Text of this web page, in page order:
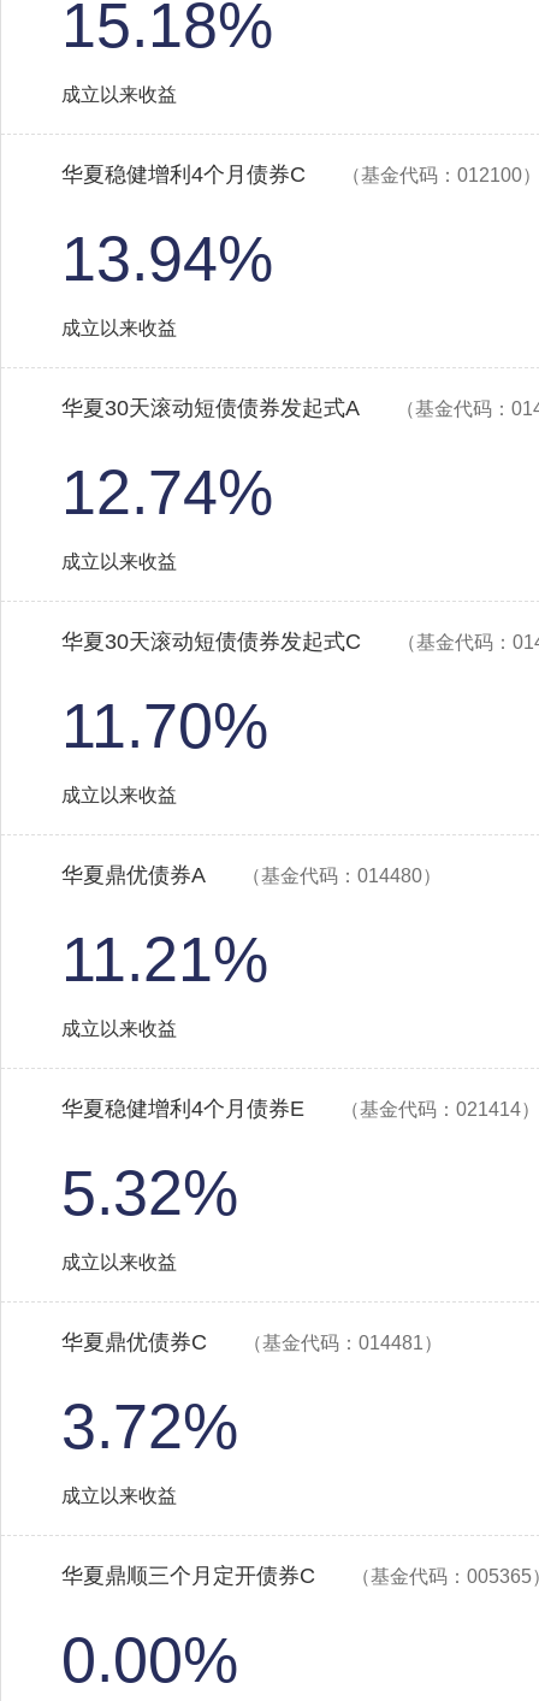
15.18%
成立以来收益
华夏稳健增利4个月债券C （基金代码：012100
13.94%
成立以来收益
华夏30天滚动短债债券发起式A （基金代码：
12.74%
成立以来收益
华夏30天滚动短债债券发起式C （基金代码：
11.70%
成立以来收益
华夏鼎优债券A （基金代码：014480）
11.21%
成立以来收益
华夏稳健增利4个月债券E （基金代码：021414）
5.32%
成立以来收益
华夏鼎优债券C （基金代码：014481）
3.72%
成立以来收益
华夏鼎顺三个月定开债券C （基金代码：005365
0.00%